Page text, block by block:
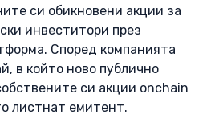
си обикновени акции за
инвеститори през
Според компанията
в който ново публично
си акции onchain
листнат емитент.